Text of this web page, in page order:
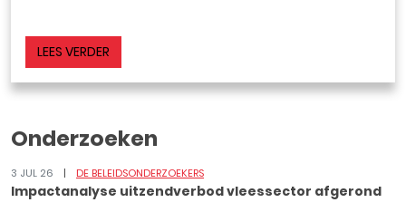
LEES VERDER
Onderzoeken
3 JUL 26 DE BELEIDSONDERZOEKERS
Impactanalyse uitzendverbod vleessector afgerond